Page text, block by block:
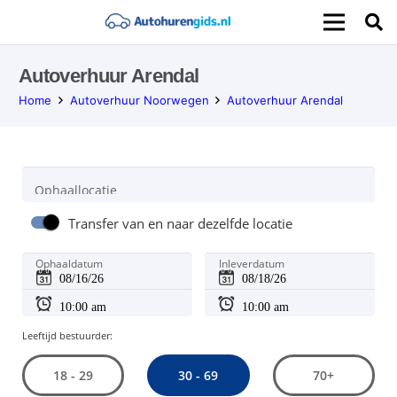
Autoverhuur Arendal
Home Autoverhuur Noorwegen Autoverhuur Arendal
Ophaallocatie
Transfer van en naar dezelfde locatie
Ophaaldatum Inleverdatum
Leeftijd bestuurder:
18 - 29 30 - 69 70+